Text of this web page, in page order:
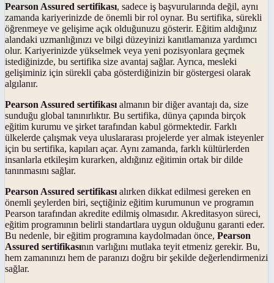
Pearson Assured sertifikası, sadece iş başvurularında değil, aynı
zamanda kariyerinizde de önemli bir rol oynar. Bu sertifika, sürekli
öğrenmeye ve gelişime açık olduğunuzu gösterir. Eğitim aldığınız
alandaki uzmanlığınızı ve bilgi düzeyinizi kanıtlamanıza yardımcı
olur. Kariyerinizde yükselmek veya yeni pozisyonlara geçmek
istediğinizde, bu sertifika size avantaj sağlar. Ayrıca, mesleki
gelişiminiz için sürekli çaba gösterdiğinizin bir göstergesi olarak
algılanır.
Pearson Assured sertifikası almanın bir diğer avantajı da, size
sunduğu global tanınırlıktır. Bu sertifika, dünya çapında birçok
eğitim kurumu ve şirket tarafından kabul görmektedir. Farklı
ülkelerde çalışmak veya uluslararası projelerde yer almak isteyenler
için bu sertifika, kapıları açar. Aynı zamanda, farklı kültürlerden
insanlarla etkileşim kurarken, aldığınız eğitimin ortak bir dilde
tanınmasını sağlar.
Pearson Assured sertifikası alırken dikkat edilmesi gereken en
önemli şeylerden biri, seçtiğiniz eğitim kurumunun ve programın
Pearson tarafından akredite edilmiş olmasıdır. Akreditasyon süreci,
eğitim programının belirli standartlara uygun olduğunu garanti eder.
Bu nedenle, bir eğitim programına kaydolmadan önce, Pearson
Assured sertifikasının varlığını mutlaka teyit etmeniz gerekir. Bu,
hem zamanınızı hem de paranızı doğru bir şekilde değerlendirmenizi
sağlar.